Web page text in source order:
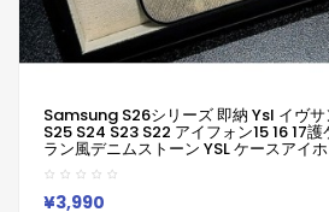
Samsung S26シリーズ 即納 Ysl イヴ
S25 S24 S23 S22 アイフォン15 16 17
ラン風デニムストーン YSL ケースアイ
ムソン S23 S24 S25 S26 S22 S21 Ultra
11 12 13 Pro MaxブランドYsl イヴサン
¥3,990